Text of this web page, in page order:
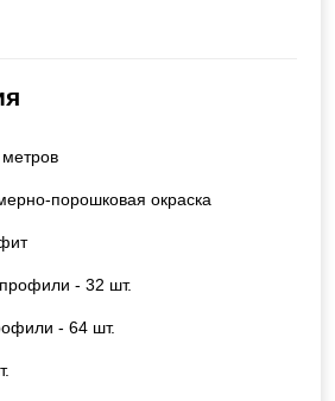
порошковая окраска
- 32 шт.
- 64 шт.